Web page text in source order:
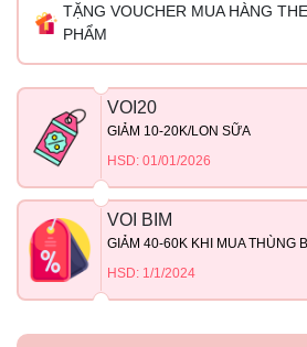
TẶNG VOUCHER MUA HÀNG
PHẨM
VOI20
GIẢM 10-20K/LON SỮA
HSD: 01/01/2026
VOI BIM
GIẢM 40-60K KHI MUA THÙNG
HSD: 1/1/2024